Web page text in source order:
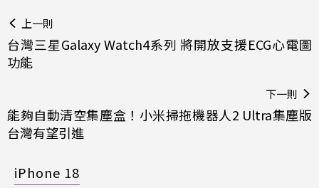
上一則
台灣三星Galaxy Watch4系列 將開放支援ECG心電圖
功能
下一則
能夠自動清空集塵盒！小米掃拖機器人2 Ultra集塵版
台灣有望引進
iPhone 18